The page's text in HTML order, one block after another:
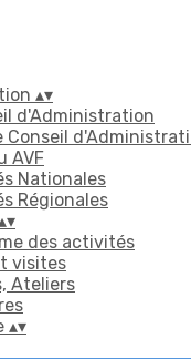
▴▾
d'Administration
Conseil
AVF
Nationales
Régionales
▾
des activités
visites
Ateliers
▴▾